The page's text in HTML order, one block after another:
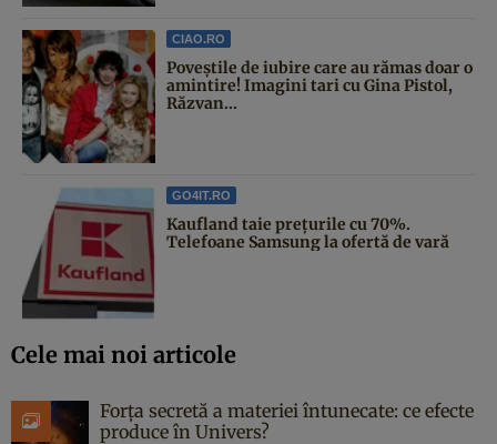
CIAO.RO
Poveştile de iubire care au rămas doar o
amintire! Imagini tari cu Gina Pistol,
Răzvan...
GO4IT.RO
Kaufland taie prețurile cu 70%.
Telefoane Samsung la ofertă de vară
Cele mai noi articole
Forța secretă a materiei întunecate: ce efecte
produce în Univers?